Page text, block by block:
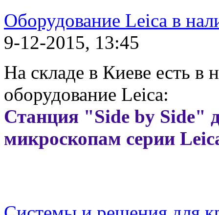
Оборудование Leica в
9-12-2015, 13:45
На складе в Киеве есть в
оборудование Leica:
Станция "Side by Side"
микроскопам серии